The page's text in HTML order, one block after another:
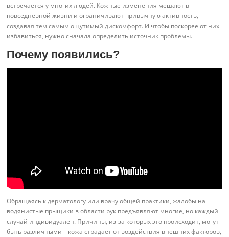
встречается у многих людей. Кожные изменения мешают в
повседневной жизни и ограничивают привычную активность,
создавая тем самым ощутимый дискомфорт. И чтобы поскорее от них
избавиться, нужно сначала определить источник проблемы.
Почему появились?
Обращаясь к дерматологу или врачу общей практики, жалобы на
водянистые прыщики в области рук предъявляют многие, но каждый
случай индивидуален. Причины, из-за которых это происходит, могут
быть различными – кожа страдает от воздействия внешних факторов,